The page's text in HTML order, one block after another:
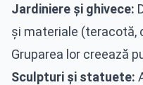
Jardiniere și ghivece:
și materiale (teracotă,
Gruparea lor creează
Sculpturi și statuete: